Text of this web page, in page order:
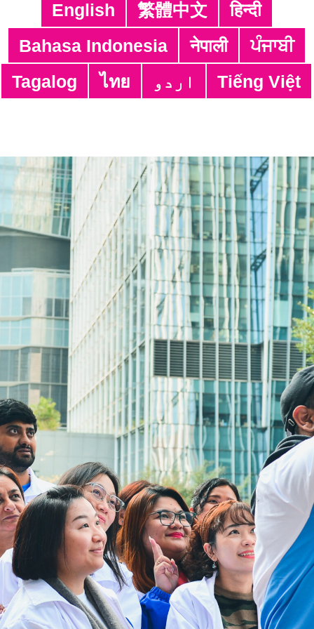
Akreditasi Kualifikasi
Persiapan untuk Pekerjaan Baru
Lowongan pekerjaan
Alamat:
4/F, South Asia Commercial Centre,
64 Tsun Yip Street, Kwun Tong,
Kowloon, Hong Kong
Telp:
3106 3104
Faks:
3106 0454
Email:
cheer@hkcs.org
Jam Layanan Drop-in:
Senin
9:00am -
5:00pm
Selasa hingga
Minggu
9:00am -
9:00pm
Hari libur nasional
Tutup
Tautan Berguna
English 繁體中文
हिन्दी
Bahasa Indonesia
नेपाली
ਪੰਜਾਬੀ
Tagalog
ไทย اردو Tiếng Việt